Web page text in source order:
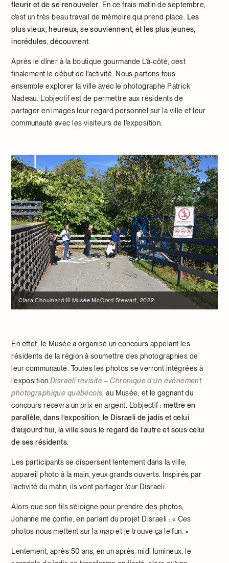
fleurir et de se renouveler . En ce frais matin de septembre,
c’est un très beau travail de mémoire qui prend place.
Les
plus vieux, heureux, se souviennent, et les plus jeunes,
incrédules, découvrent
Après le dîner à la boutique gourmande L’à-côté, c’est
finalement le début de l’activité. Nous partons tous
ensemble explorer la ville avec le photographe Patrick
Nadeau. L’objectif est de permettre aux résidents de
partager en images leur regard personnel sur la ville et leur
communauté avec les visiteurs de l’exposition.
Clara Chouinard © Musée McCord Stewart, 2022
En effet, le Musée a organisé un concours appelant les
résidents de la région à soumettre des photographies de
leur communauté. Toutes les photos se verront intégrées à
l’exposition Disraeli revisité – Chronique d’un événement
photographique québécois , au Musée, et le gagnant du
concours recevra un prix en argent. L’objectif : mettre en
parallèle, dans l’exposition, le Disraeli de jadis et celui
d’aujourd’hui, la ville sous le regard de l’autre et sous celui
de ses résidents
Les participants se dispersent lentement dans la ville,
appareil photo à la main, yeux grands ouverts. Inspirés par
l’activité du matin, ils vont partager leur Disraeli.
Alors que son fils s’éloigne pour prendre des photos,
Johanne me confie, en parlant du projet Disraeli : « Ces
photos nous mettent sur la mapet je trouve ça le fun. »
Lentement, après 50 ans, en un après-midi lumineux, le